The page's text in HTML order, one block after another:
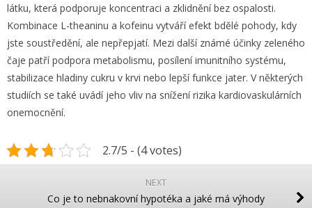
látku, která podporuje koncentraci a zklidnění bez ospalosti.
Kombinace L-theaninu a kofeinu vytváří efekt bdělé pohody, kdy
jste soustředění, ale nepřepjatí. Mezi další známé účinky zeleného
čaje patří podpora metabolismu, posílení imunitního systému,
stabilizace hladiny cukru v krvi nebo lepší funkce jater. V některých
studiích se také uvádí jeho vliv na snížení rizika kardiovaskulárních
onemocnění.
2.7/5 - (4 votes)
NEXT
Co je to nebnakovní hypotéka a jaké má výhody